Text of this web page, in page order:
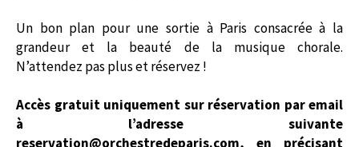
Un bon plan pour une sortie à Paris consacrée à la
grandeur et la beauté de la musique chorale.
N’attendez pas plus et réservez !
Accès gratuit uniquement sur réservation par email
à l’adresse suivante
reservation@orchestredeparis.com, en précisant